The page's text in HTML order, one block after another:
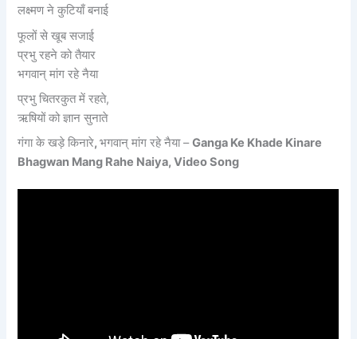
लक्ष्मण ने कुटियाँ बनाई
फूलों से खूब सजाई
प्रभु रहने को तैयार
भगवान् मांग रहे नैया
प्रभु चितरकुत में रहते,
ऋषियों को ज्ञान सुनाते
गंगा के खड़े किनारे,भगवान् मांग रहे नैया –Ganga Ke Khade Kinare
Bhagwan Mang Rahe Naiya, Video Song